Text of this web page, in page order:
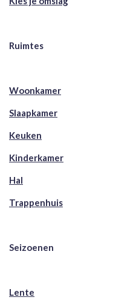
Ruimtes
Woonkamer
Slaapkamer
Keuken
Kinderkamer
Hal
Trappenhuis
Seizoenen
Lente